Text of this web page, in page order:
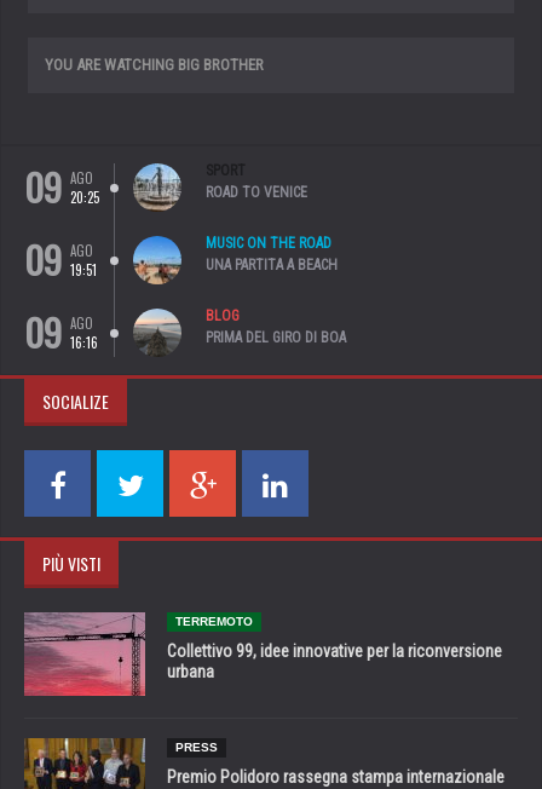
YOU ARE WATCHING BIG BROTHER
09 AGO
20:25
SPORT
ROAD TO VENICE
09 AGO
19:51
MUSIC ON THE ROAD
UNA PARTITA A BEACH
09 AGO
16:16
BLOG
PRIMA DEL GIRO DI BOA
SOCIALIZE
PIÙ VISTI
TERREMOTO
Collettivo 99, idee innovative per la riconversione
urbana
PRESS
Premio Polidoro rassegna stampa internazionale